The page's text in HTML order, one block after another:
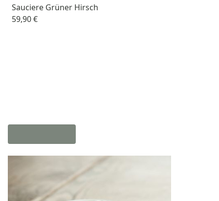
Sauciere Grüner Hirsch
59,90 €